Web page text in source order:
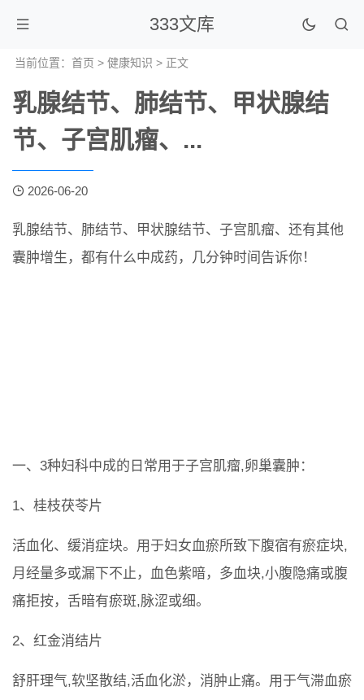
333文库
当前位置： 首页 > 健康知识 > 正文
乳腺结节、肺结节、甲状腺结
节、子宫肌瘤、...
2026-06-20
乳腺结节、肺结节、甲状腺结节、子宫肌瘤、还有其他
囊肿增生，都有什么中成药，几分钟时间告诉你！
一、3种妇科中成的日常用于子宫肌瘤,卵巢囊肿：
1、桂枝茯苓片
活血化、缓消症块。用于妇女血瘀所致下腹宿有瘀症块,
月经量多或漏下不止，血色紫暗，多血块,小腹隐痛或腹
痛拒按，舌暗有瘀斑,脉涩或细。
2、红金消结片
舒肝理气,软坚散结,活血化淤，消肿止痛。用于气滞血瘀